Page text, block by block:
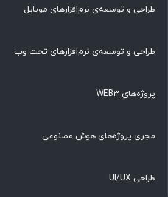
طراحی و توسعه‌ی نرم‌افزارهای موبایل
طراحی و توسعه‌ی نرم‌افزارهای تحت وب
پروژه‌های WEB۳
مجری پروژه‌های هوش مصنوعی
طراحی UI/UX